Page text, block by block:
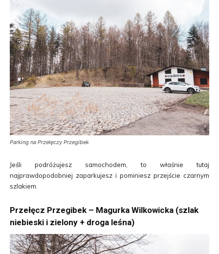
Parking na Przełęczy Przegibek
Jeśli podróżujesz samochodem, to właśnie tutaj
najprawdopodobniej zaparkujesz i pominiesz przejście czarnym
szlakiem.
Przełęcz Przegibek – Magurka Wilkowicka (szlak
niebieski i zielony + droga leśna)